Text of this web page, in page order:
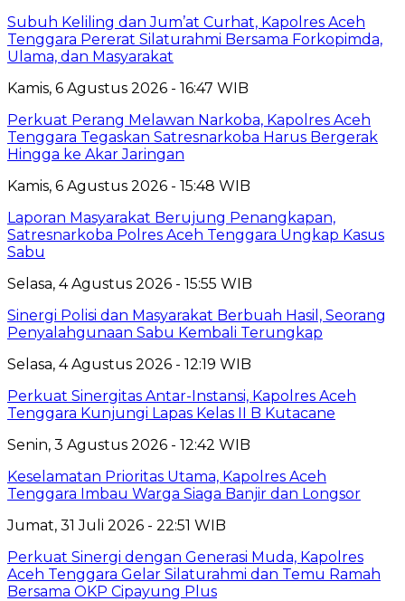
Subuh Keliling dan Jum’at Curhat, Kapolres Aceh
Tenggara Pererat Silaturahmi Bersama Forkopimda,
Ulama, dan Masyarakat
Kamis, 6 Agustus 2026 - 16:47 WIB
Perkuat Perang Melawan Narkoba, Kapolres Aceh
Tenggara Tegaskan Satresnarkoba Harus Bergerak
Hingga ke Akar Jaringan
Kamis, 6 Agustus 2026 - 15:48 WIB
Laporan Masyarakat Berujung Penangkapan,
Satresnarkoba Polres Aceh Tenggara Ungkap Kasus
Sabu
Selasa, 4 Agustus 2026 - 15:55 WIB
Sinergi Polisi dan Masyarakat Berbuah Hasil, Seorang
Penyalahgunaan Sabu Kembali Terungkap
Selasa, 4 Agustus 2026 - 12:19 WIB
Perkuat Sinergitas Antar-Instansi, Kapolres Aceh
Tenggara Kunjungi Lapas Kelas II B Kutacane
Senin, 3 Agustus 2026 - 12:42 WIB
Keselamatan Prioritas Utama, Kapolres Aceh
Tenggara Imbau Warga Siaga Banjir dan Longsor
Jumat, 31 Juli 2026 - 22:51 WIB
Perkuat Sinergi dengan Generasi Muda, Kapolres
Aceh Tenggara Gelar Silaturahmi dan Temu Ramah
Bersama OKP Cipayung Plus